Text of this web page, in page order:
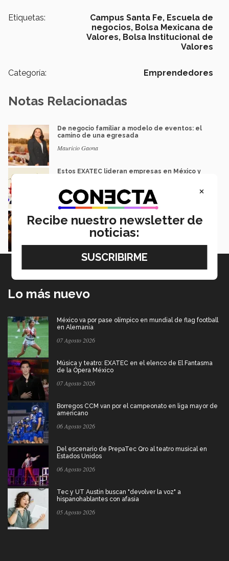
Etiquetas: Campus Santa Fe, Escuela de
negocios, Bolsa Mexicana de
Valores, Bolsa Institucional de
Valores
Categoría: Emprendedores
Notas Relacionadas
De negocio familiar a modelo de eventos: el
camino de una egresada
Mauricio Gaona
Estos EXATEC lideran empresas en México y
Carolina Contreras y Rebeca Ruiz
Ludic Jam: 27 videojuegos con memoria
cultural del noroeste de México
Mariana Aguilar
Lo más nuevo
México va por pase olímpico en mundial de flag football
en Alemania
07 Agosto 2026
Música y teatro: EXATEC en el elenco de El Fantasma
de la Ópera México
07 Agosto 2026
Borregos CCM van por el campeonato en liga mayor de
americano
06 Agosto 2026
Del escenario de PrepaTec Qro al teatro musical en
Estados Unidos
06 Agosto 2026
Tec y UT Austin buscan "devolver la voz" a
hispanohablantes con afasia
05 Agosto 2026
×
Recibe nuestro newsletter de
noticias: